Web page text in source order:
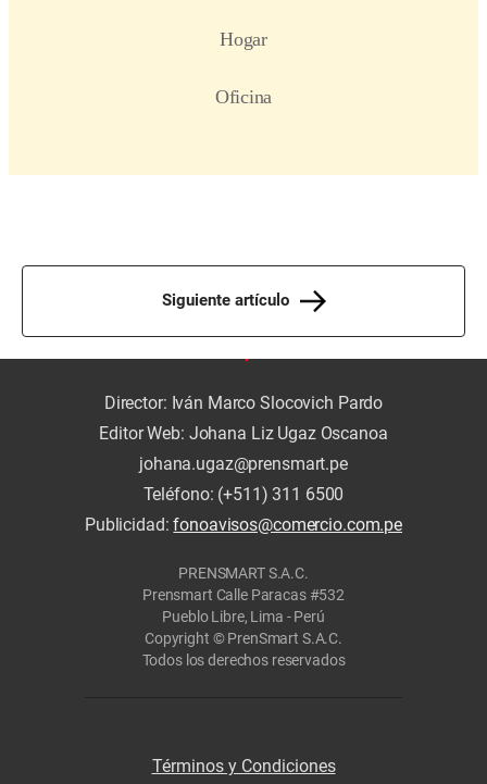
Siguiente artículo
Director: Iván Marco Slocovich Pardo
Editor Web: Johana Liz Ugaz Oscanoa
johana.ugaz@prensmart.pe
Teléfono: (+511) 311 6500
Publicidad:fonoavisos@comercio.com.pe
PRENSMART S.A.C.
Prensmart Calle Paracas #532
Pueblo Libre, Lima - Perú
Copyright © PrenSmart S.A.C.
Todos los derechos reservados
Términos y Condiciones